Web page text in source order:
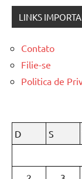
LINKS
Contato
Filie-se
Politica de
D
S